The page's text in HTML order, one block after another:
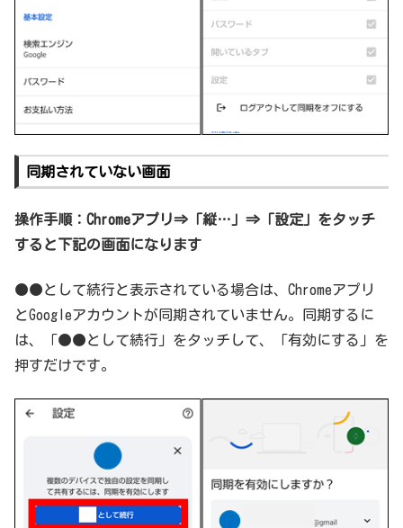
同期されていない画面
操作手順：Chromeアプリ⇒「縦…」⇒「設定」をタッチ
すると下記の画面になります
●●として続行と表示されている場合は、Chromeアプリ
とGoogleアカウントが同期されていません。同期するに
は、「●●として続行」をタッチして、「有効にする」を
押すだけです。